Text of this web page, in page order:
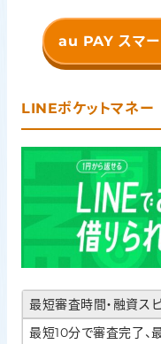
au PAY スマー
LINEポケットマネー
最短審査時間・融資ス
最短10分で審査完了、